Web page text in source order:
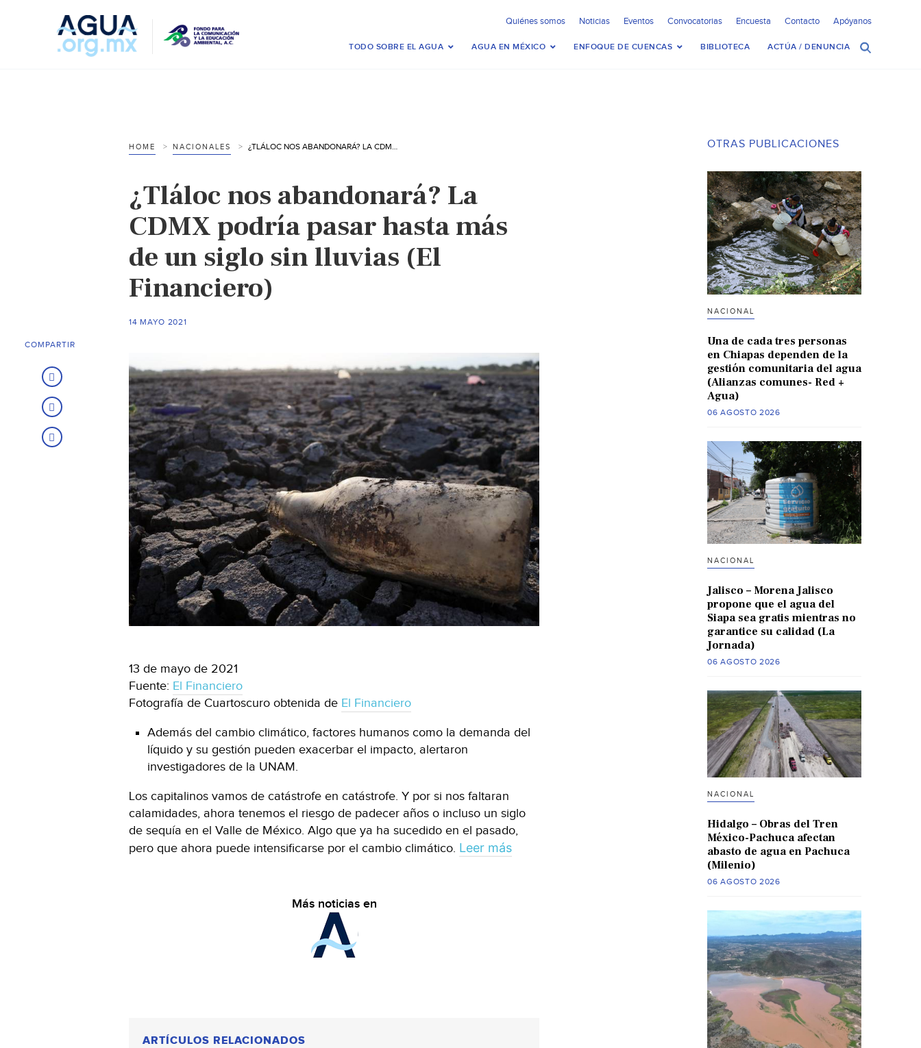
Quiénes somos Noticias Eventos Convocatorias Encuesta Contacto Apóyanos
TODO SOBRE EL AGUA AGUA EN MÉXICO ENFOQUE DE CUENCAS BIBLIOTECA ACTÚA / DENUNCIA
HOME NACIONALES ¿TLÁLOC NOS ABANDONARÁ? LA CDMX PODRÍA PASAR HASTA MÁS DE UN SIGLO SIN LLUVIAS (EL FINANCIERO)
¿Tláloc nos abandonará? La
CDMX podría pasar hasta más
de un siglo sin lluvias (El
Financiero)
14 MAYO 2021
13 de mayo de 2021
Fuente: El Financiero
Fotografía de Cuartoscuro obtenida de El Financiero
Además del cambio climático, factores humanos como la demanda del
líquido y su gestión pueden exacerbar el impacto, alertaron
investigadores de la UNAM.
Los capitalinos vamos de catástrofe en catástrofe. Y por si nos faltaran
calamidades, ahora tenemos el riesgo de padecer años o incluso un siglo
de sequía en el Valle de México. Algo que ya ha sucedido en el pasado,
pero que ahora puede intensificarse por el cambio climático. Leer más
Más noticias en
ARTÍCULOS RELACIONADOS
COMPARTIR
OTRAS PUBLICACIONES
NACIONAL
Una de cada tres personas
en Chiapas dependen de la
gestión comunitaria del agua
(Alianzas comunes- Red +
Agua)
06 AGOSTO 2026
NACIONAL
Jalisco – Morena Jalisco
propone que el agua del
Siapa sea gratis mientras no
garantice su calidad (La
Jornada)
06 AGOSTO 2026
NACIONAL
Hidalgo – Obras del Tren
México-Pachuca afectan
abasto de agua en Pachuca
(Milenio)
06 AGOSTO 2026